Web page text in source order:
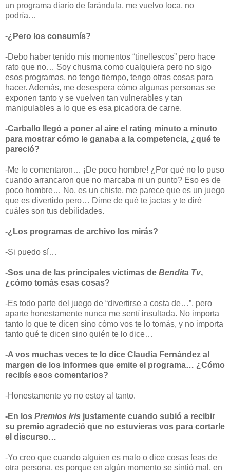
un programa diario de farándula, me vuelvo loca, no
podría…
-¿Pero los consumís?
-Debo haber tenido mis momentos “tinellescos” pero hace
rato que no… Soy chusma como cualquiera pero no sigo
esos programas, no tengo tiempo, tengo otras cosas para
hacer. Además, me desespera cómo algunas personas se
exponen tanto y se vuelven tan vulnerables y tan
manipulables a lo que es esa picadora de carne.
-Carballo llegó a poner al aire el rating minuto a minuto
para mostrar cómo le ganaba a la competencia, ¿qué te
pareció?
-Me lo comentaron… ¡De poco hombre! ¿Por qué no lo puso
cuando arrancaron que no marcaba ni un punto? Eso es de
poco hombre… No, es un chiste, me parece que es un juego
que es divertido pero… Dime de qué te jactas y te diré
cuáles son tus debilidades.
-¿Los programas de archivo los mirás?
-Si puedo sí…
-Sos una de las principales víctimas de Bendita Tv,
¿cómo tomás esas cosas?
-Es todo parte del juego de “divertirse a costa de…”, pero
aparte honestamente nunca me sentí insultada. No importa
tanto lo que te dicen sino cómo vos te lo tomás, y no importa
tanto qué te dicen sino quién te lo dice…
-A vos muchas veces te lo dice Claudia Fernández al
margen de los informes que emite el programa… ¿Cómo
recibís esos comentarios?
-Honestamente yo no estoy al tanto.
-En los Premios Iris justamente cuando subió a recibir
su premio agradeció que no estuvieras vos para cortarle
el discurso…
-Yo creo que cuando alguien es malo o dice cosas feas de
otra persona, es porque en algún momento se sintió mal, en